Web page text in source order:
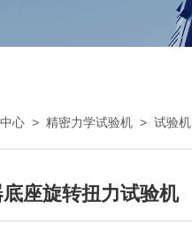
中心 > 精密力学试验机 > 试验机
座旋转扭力试验机